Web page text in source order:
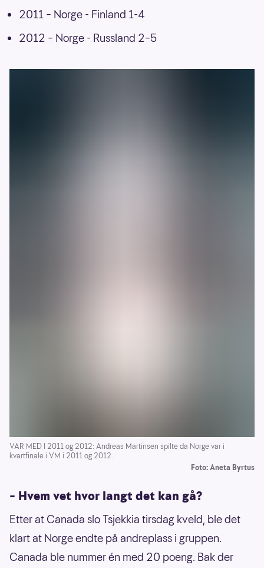
2011 – Norge - Finland 1-4
2012 – Norge - Russland 2–5
VAR MED I 2011 og 2012: Andreas Martinsen spilte da Norge var i
kvartfinale i VM i 2011 og 2012.
Foto: Aneta Byrtus
– Hvem vet hvor langt det kan gå?
Etter at Canada slo Tsjekkia tirsdag kveld, ble det
klart at Norge endte på andreplass i gruppen.
Canada ble nummer én med 20 poeng. Bak der